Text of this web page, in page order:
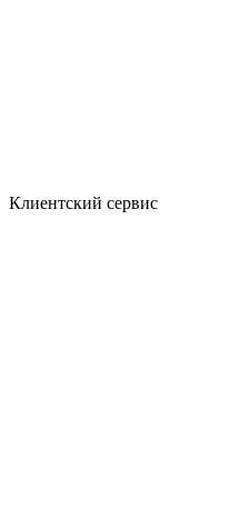
Клиентский сервис